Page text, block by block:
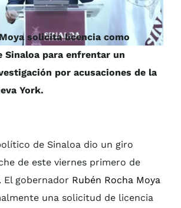
solicita licencia como
Sinaloa para enfrentar un
por acusaciones de la
York.
de Sinaloa dio un giro
de este viernes primero de
El gobernador Rubén Rocha Moya
una solicitud de licencia